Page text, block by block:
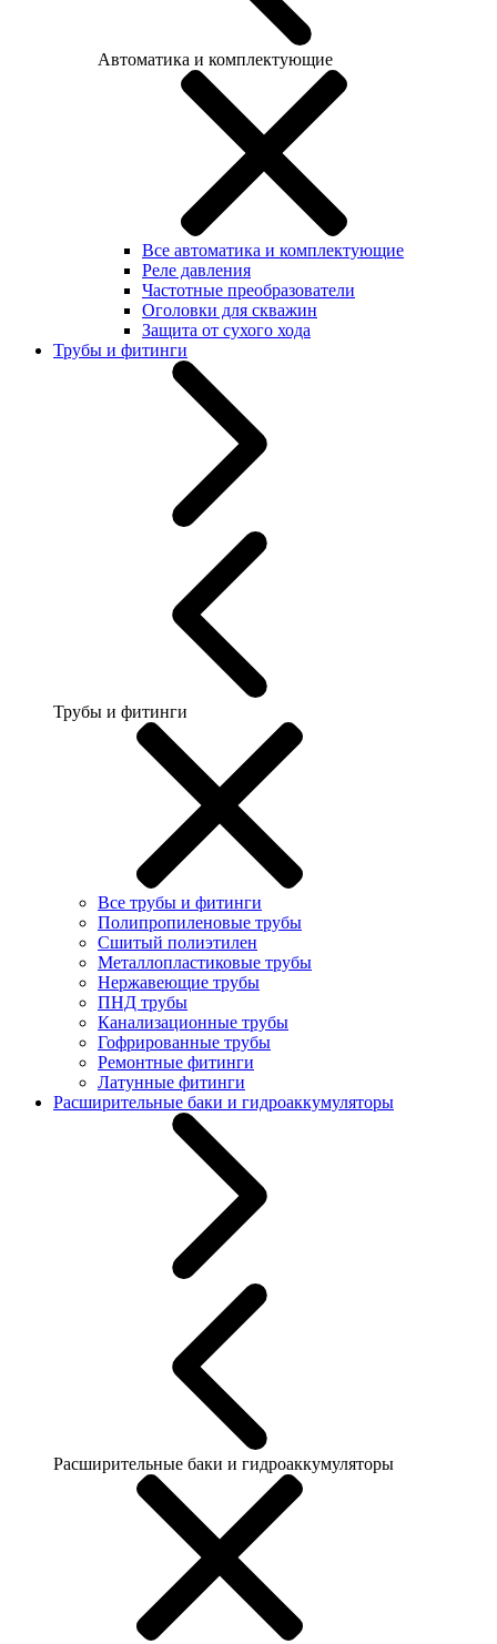
Автоматика и комплектующие
Все автоматика и комплектующие
Реле давления
Частотные преобразователи
Оголовки для скважин
Защита от сухого хода
Трубы и фитинги
Трубы и фитинги
Все трубы и фитинги
Полипропиленовые трубы
Сшитый полиэтилен
Металлопластиковые трубы
Нержавеющие трубы
ПНД трубы
Канализационные трубы
Гофрированные трубы
Ремонтные фитинги
Латунные фитинги
Расширительные баки и гидроаккумуляторы
Расширительные баки и гидроаккумуляторы